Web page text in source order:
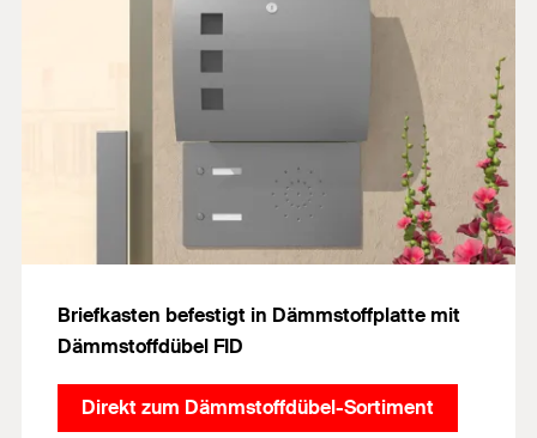
Briefkasten befestigt in Dämmstoffplatte mit
Dämmstoffdübel FID
Direkt zum Dämmstoffdübel-Sortiment